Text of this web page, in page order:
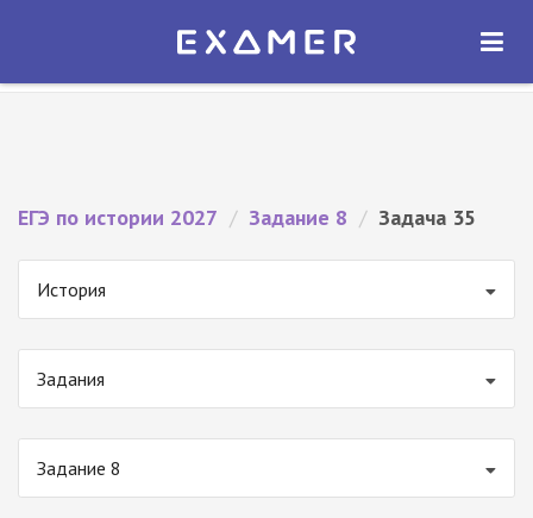
Экзамер — ЕГЭ 2027
ОТКРЫТЬ
ЕГЭ по истории 2027 / Задание 8 / Задача 35
История
Задания
Задание 8